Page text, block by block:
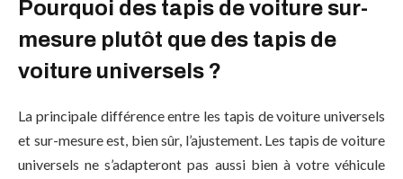
Pourquoi des tapis de voiture sur-
mesure plutôt que des tapis de
voiture universels ?
La principale différence entre les tapis de voiture universels
et sur-mesure est, bien sûr, l’ajustement. Les tapis de voiture
universels ne s’adapteront pas aussi bien à votre véhicule